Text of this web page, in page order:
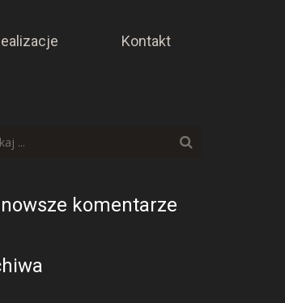
Kontakt
komentarze